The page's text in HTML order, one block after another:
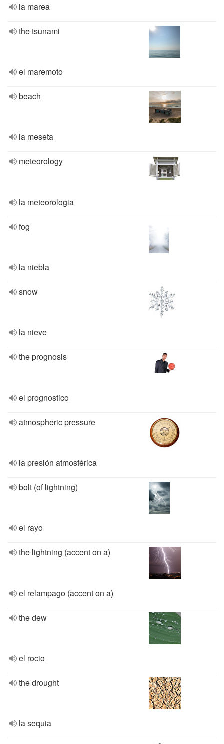
la marea
the tsunami
el maremoto
beach
la meseta
meteorology
la meteorologia
fog
la niebla
snow
la nieve
the prognosis
el prognostico
atmospheric pressure
la presión atmosférica
bolt (of lightning)
el rayo
the lightning (accent on a)
el relampago (accent on a)
the dew
el rocio
the drought
la sequia